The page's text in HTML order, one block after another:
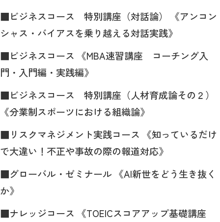
■ビジネスコース 特別講座（対話論） 《アンコン
シャス・バイアスを乗り越える対話実践》
■ビジネスコース 《MBA速習講座 コーチング入
門・入門編・実践編》
■ビジネスコース 特別講座（人材育成論その２）
《分業制スポーツにおける組織論》
■リスクマネジメント実践コース 《知っているだけ
で大違い！不正や事故の際の報道対応》
■グローバル・ゼミナール 《AI新世をどう生き抜く
か》
■ナレッジコース 《TOEICスコアアップ基礎講座